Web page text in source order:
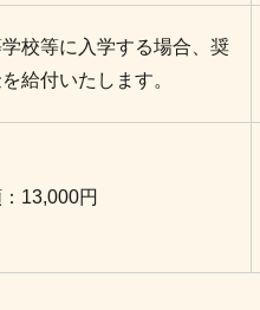
校等に入学する場合、奨
給付いたします。
：13,000円